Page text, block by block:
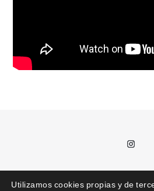
Utilizamos cookies propias y de